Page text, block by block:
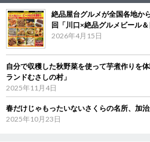
絶品屋台グルメが全国各地か
回「川口×絶品グルメビール
2026年4月15日
自分で収穫した秋野菜を使って芋煮作りを
ランドむさしの村」
2025年11月4日
春だけじゃもったいないさくらの名所、加
2025年10月23日